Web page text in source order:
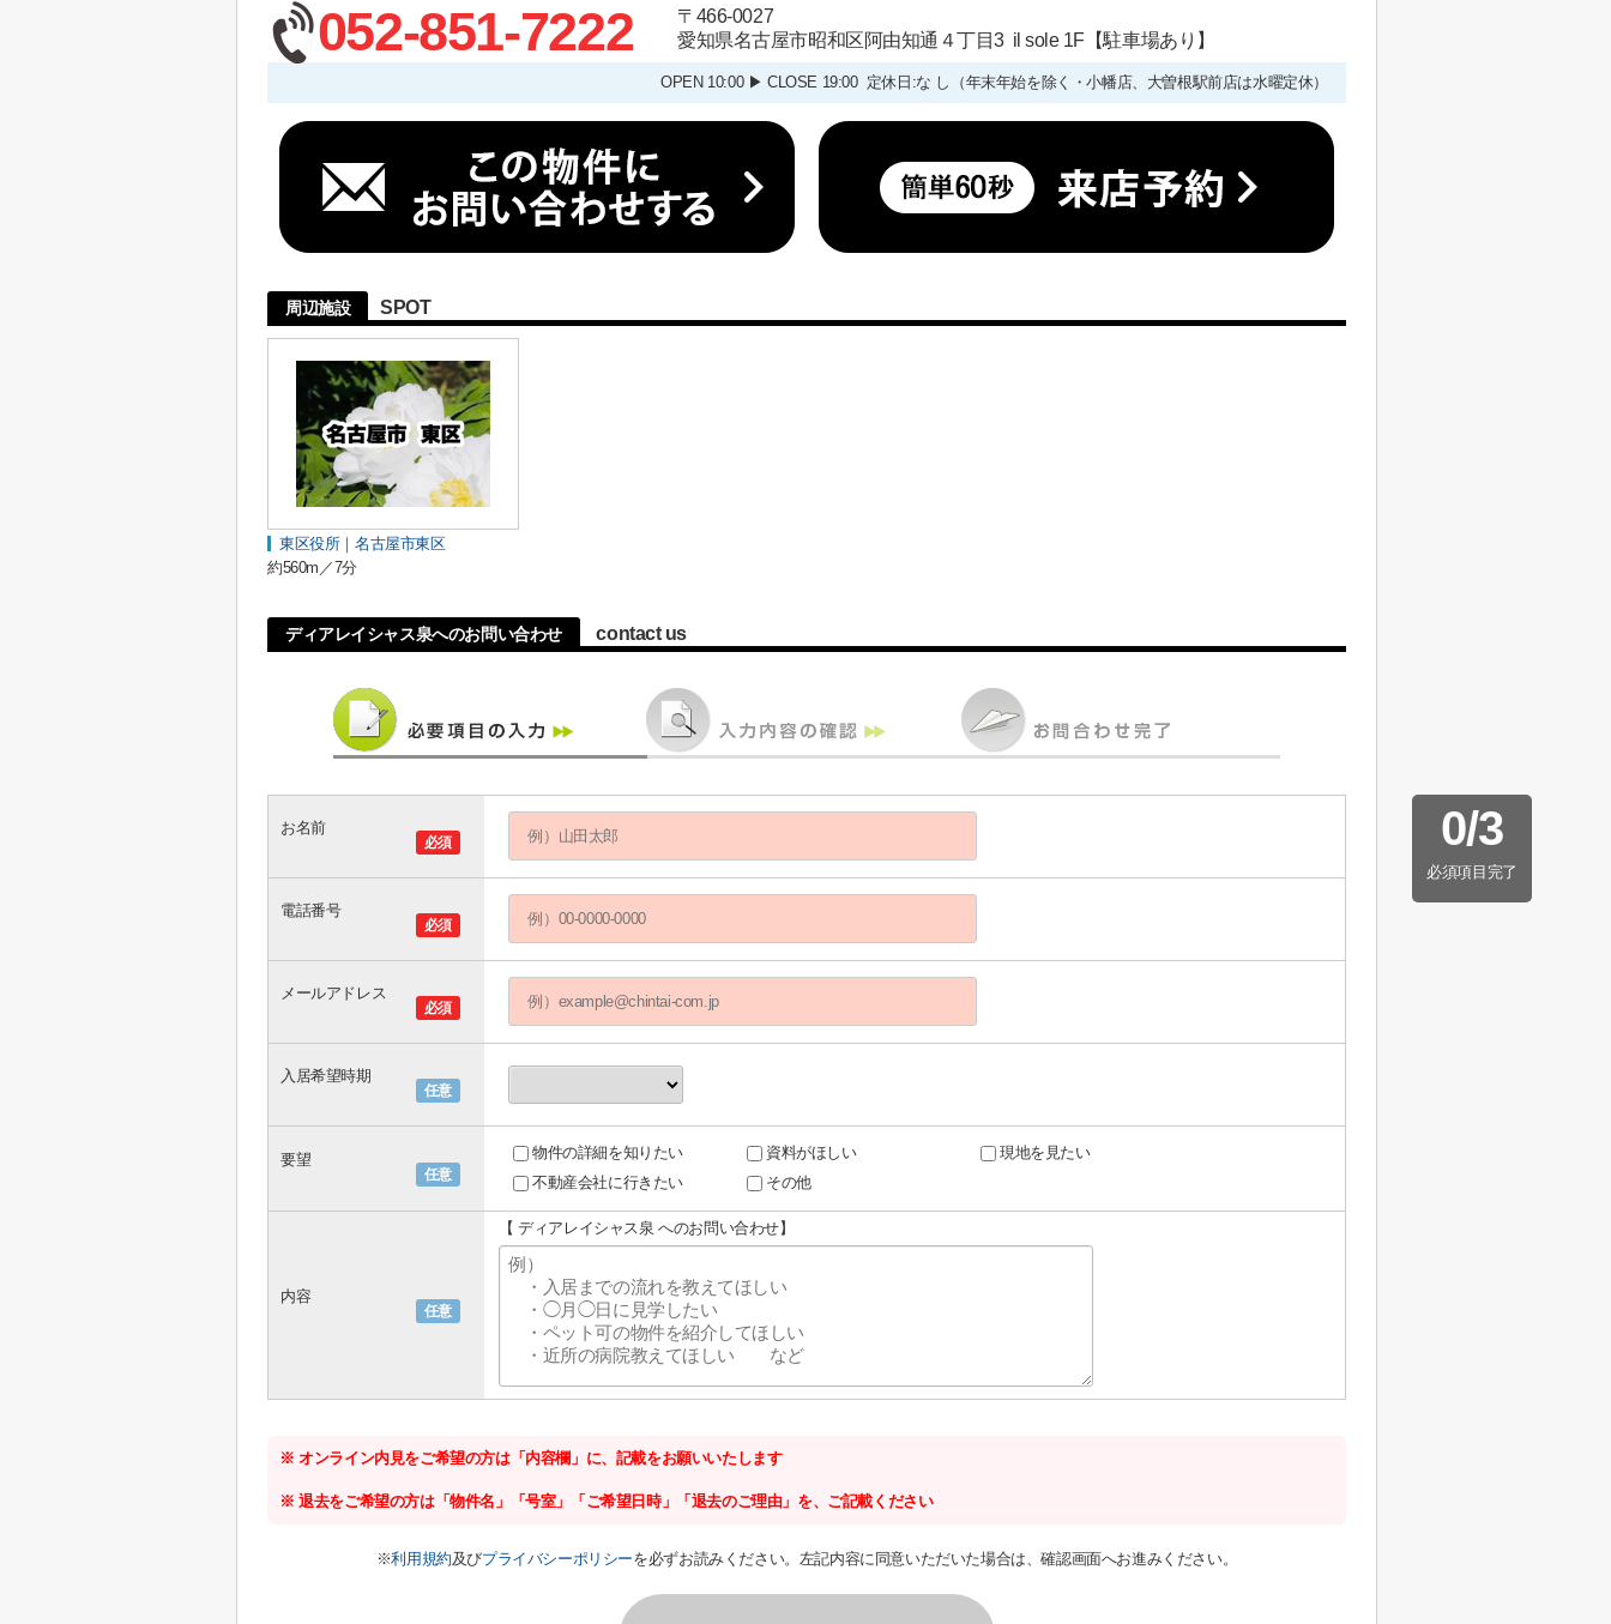
052-851-7222
〒466-0027
愛知県名古屋市昭和区阿由知通４丁目3 il sole 1F【駐車場あり】
OPEN 10:00 ▶ CLOSE 19:00 定休日:な し（年末年始を除く・小幡店、大曽根駅前店は水曜定休）
周辺施設 SPOT
東区役所｜名古屋市東区
約560m／7分
ディアレイシャス泉へのお問い合わせ contact us
0/3
必須項目完了
必須
お名前
必須
電話番号
必須
メールアドレス
任意
入居希望時期
任意
要望 物件の詳細を知りたい 資料がほしい
現地を見たい
不動産会社に行きたい
その他
任意
内容
【 ディアレイシャス泉 へのお問い合わせ】
※ オンライン内見をご希望の方は「内容欄」に、記載をお願いいたします
※ 退去をご希望の方は「物件名」「号室」「ご希望日時」「退去のご理由」を、ご記載ください
※利用規約及びプライバシーポリシーを必ずお読みください。左記内容に同意いただいた場合は、確認画面へお進みください。